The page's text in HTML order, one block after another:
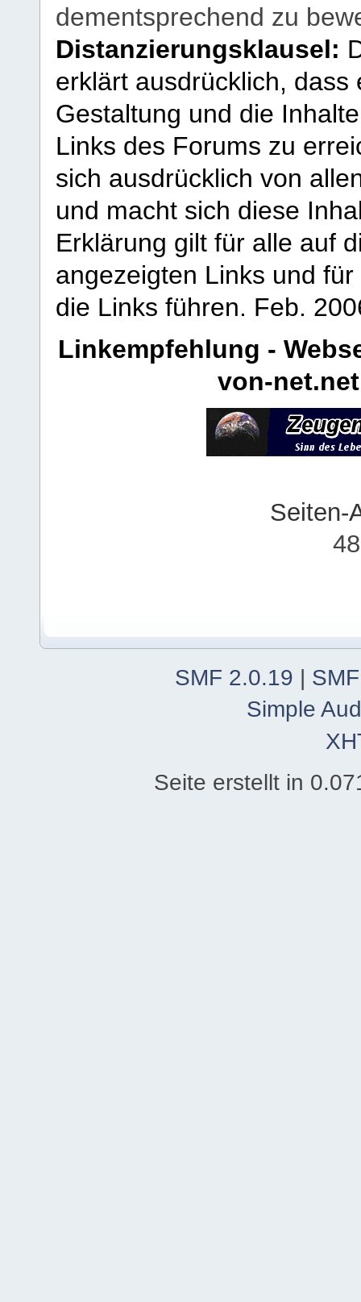
dementsprechend zu
Distanzierungsklausel:
erklärt ausdrücklich,
Gestaltung und die
Links des Forums zu
sich ausdrücklich von
und macht sich diese
Erklärung gilt für alle auf
angezeigten Links und
die Links führen. Feb.
Linkempfehlung -
von-net.net
Seiten-
SMF 2.0.19
Simple
Seite erstellt in